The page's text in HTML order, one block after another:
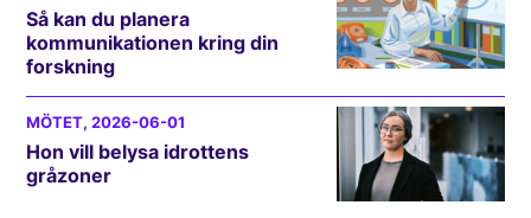
Så kan du planera
kommunikationen kring din
forskning
MÖTET, 2026-06-01
Hon vill belysa idrottens
gråzoner